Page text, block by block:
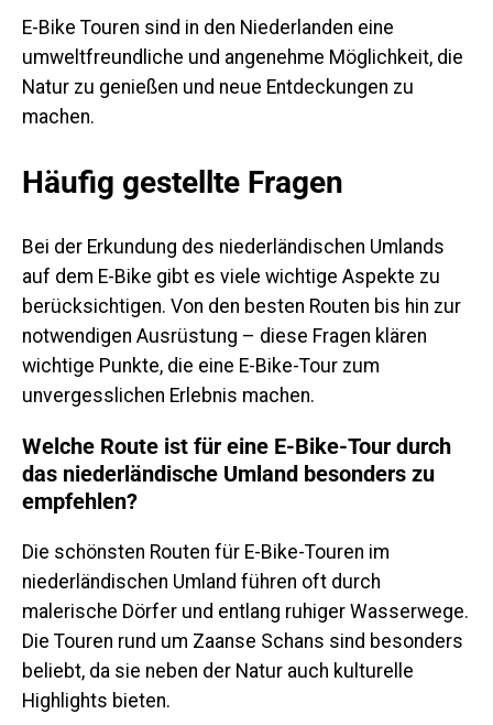
E-Bike Touren sind in den Niederlanden eine
umweltfreundliche und angenehme Möglichkeit, die
Natur zu genießen und neue Entdeckungen zu
machen.
Häufig gestellte Fragen
Bei der Erkundung des niederländischen Umlands
auf dem E-Bike gibt es viele wichtige Aspekte zu
berücksichtigen. Von den besten Routen bis hin zur
notwendigen Ausrüstung – diese Fragen klären
wichtige Punkte, die eine E-Bike-Tour zum
unvergesslichen Erlebnis machen.
Welche Route ist für eine E-Bike-Tour durch
das niederländische Umland besonders zu
empfehlen?
Die schönsten Routen für E-Bike-Touren im
niederländischen Umland führen oft durch
malerische Dörfer und entlang ruhiger Wasserwege.
Die Touren rund um Zaanse Schans sind besonders
beliebt, da sie neben der Natur auch kulturelle
Highlights bieten.